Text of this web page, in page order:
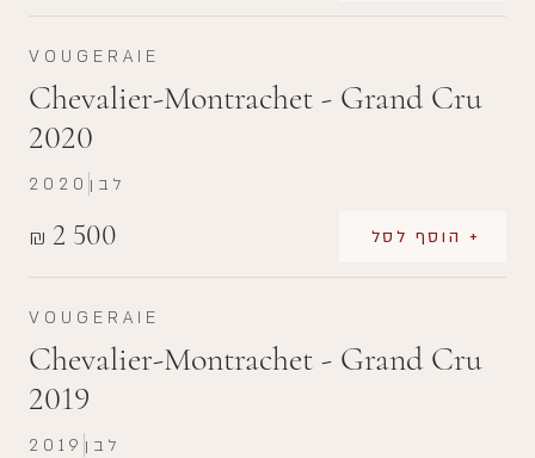
VOUGERAIE
Chevalier-Montrachet - Grand Cru
2020
₪ 2 500 + הוסף לסל
2020 לבן
VOUGERAIE
Chevalier-Montrachet - Grand Cru
2019
2019 לבן